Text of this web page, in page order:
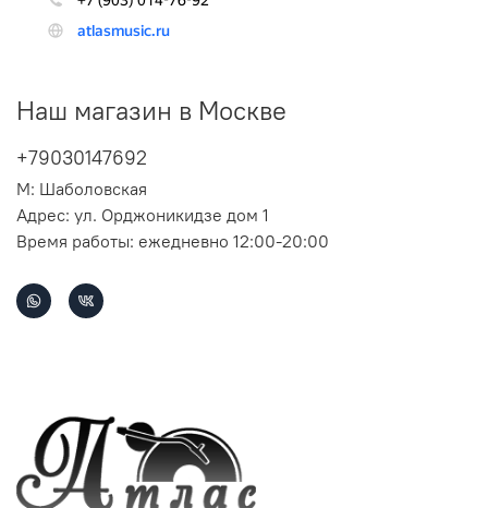
Наш магазин в Москве
+79030147692
М: Шаболовская
Адрес: ул. Орджоникидзе дом 1
Время работы: ежедневно 12:00-20:00